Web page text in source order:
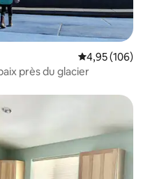
Évaluation
4,95 (106)
près du glacier